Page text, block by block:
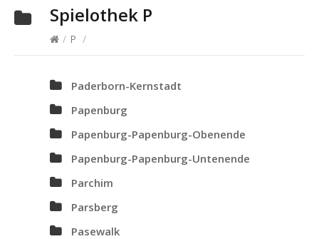
Spielothek P
/ P /
Paderborn-Kernstadt
Papenburg
Papenburg-Papenburg-Obenende
Papenburg-Papenburg-Untenende
Parchim
Parsberg
Pasewalk